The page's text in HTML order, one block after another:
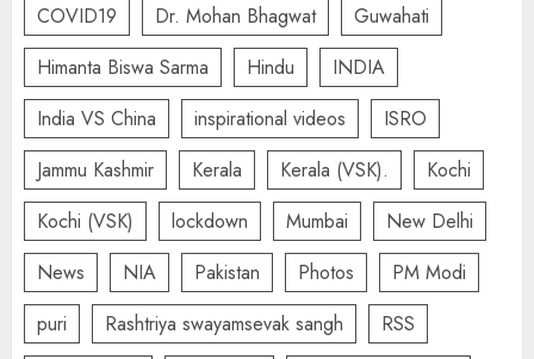
COVID19
Dr. Mohan Bhagwat
Guwahati
Himanta Biswa Sarma
Hindu
INDIA
India VS China
inspirational videos
ISRO
Jammu Kashmir
Kerala Kerala (VSK).
Kochi
Kochi (VSK)
lockdown Mumbai
New Delhi
News
NIA Pakistan Photos
PM Modi
puri
Rashtriya swayamsevak sangh
RSS